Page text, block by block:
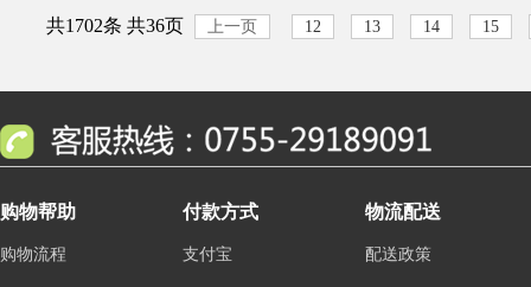
共1702条 共36页 上一页 12 13 14 15
购物帮助
购物流程
付款方式
支付宝
物流配送
配送政策